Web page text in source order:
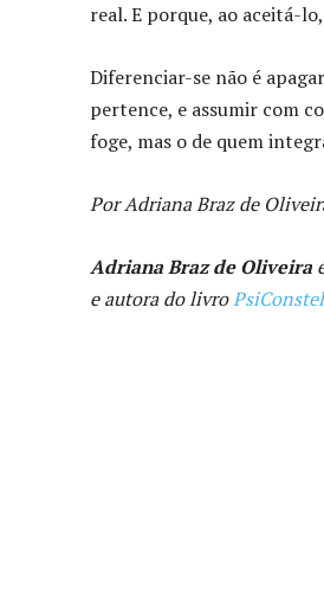
real. E porque, ao aceitá-
Diferenciar-se não é
pertence, e assumir com
foge, mas o de quem
Por Adriana Braz de
Adriana Braz de Oliveira
e autora do livro